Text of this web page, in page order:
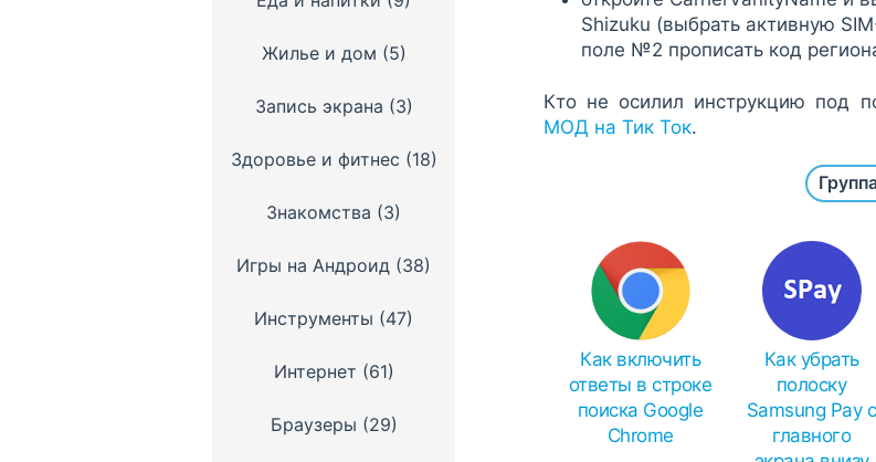
Shizuku (выбрать активную
поле №2 прописать код
Кто не осилил инструкцию под
МОД на Тик Ток.
Как включить
ответы в строке
поиска Google
Chrome
Как убрать
полоску
Samsung Pay с
главного
Жилье и дом (5)
Запись экрана (3)
Здоровье и фитнес (18)
Знакомства (3)
Игры на Андроид (38)
Инструменты (47)
Интернет (61)
Браузеры (29)